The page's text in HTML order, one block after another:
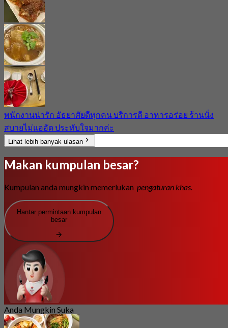
พนักงานน่ารัก อัธยาศัยดีทุกคน บริการดี อาหารอร่อย ร้านนั่ง
สบายไม่แออัด ประทับใจมากค่ะ
Lihat lebih banyak ulasan
Makan kumpulan besar?
Kumpulan anda mungkin memerlukan pengaturan khas.
Hantar permintaan kumpulan
besar
Anda Mungkin Suka